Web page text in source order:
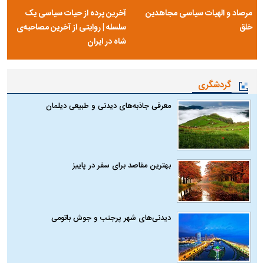
مرصاد و الهیات سیاسی مجاهدین
خلق
آخرین پرده از حیات سیاسی یک
سلسله | روایتی از آخرین مصاحبه‌ی
شاه در ایران
گردشگری
معرفی جاذبه‌های دیدنی و طبیعی دیلمان
بهترین مقاصد برای سفر در پاییز
دیدنی‌های شهر پرجنب و جوش باتومی